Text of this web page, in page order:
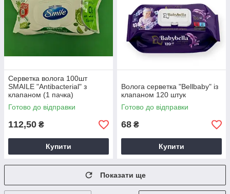
Серветка волога 100шт
SMAILE "Antibacterial" з
клапаном (1 пачка)
Готово до відправки
112,50 ₴
Купити
Волога серветка "Bellbaby" із
клапаном 120 штук
Готово до відправки
68 ₴
Купити
Показати ще